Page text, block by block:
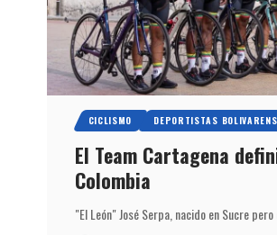
CICLISMO DEPORTISTAS
El Team Cartagena
Colombia
"El León" José Serpa, nacido en Sucre